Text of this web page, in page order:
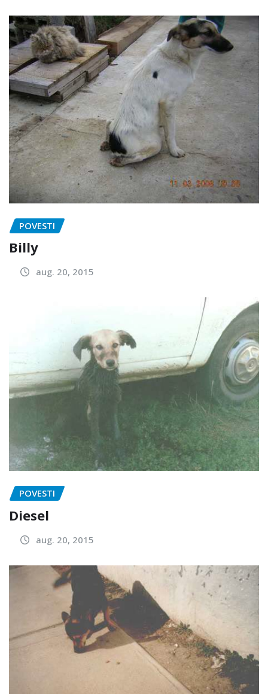
POVESTI
Billy
aug. 20, 2015
POVESTI
Diesel
aug. 20, 2015